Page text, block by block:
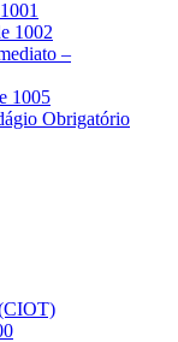
1002
–
1005
Obrigatório